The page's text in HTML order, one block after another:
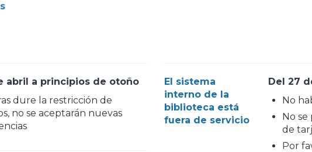
abril a principios de otoño
dure la restricción de
no se aceptarán nuevas
El sistema
interno de la
biblioteca está
fuera de servicio
Del 27
No
No
de
Por